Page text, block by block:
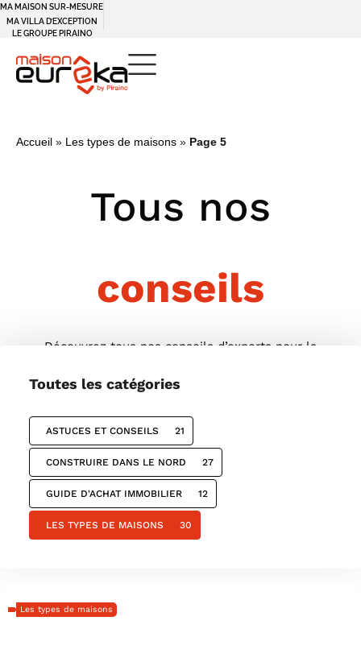
MA MAISON SUR-MESURE
MA VILLA D’EXCEPTION
LE GROUPE PIRAINO
Accueil » Les types de maisons » Page 5
Tous nos
conseils
Découvrez tous nos conseils d’experts pour la
la réalisation, Maison Eurêka vous accompagne.
Toutes les catégories
ASTUCES ET CONSEILS 21
CONSTRUIRE DANS LE NORD 27
GUIDE D'ACHAT IMMOBILIER 12
LES TYPES DE MAISONS 30
Les types de maisons